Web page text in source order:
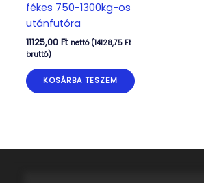
fékes 750-1300kg-os
utánfutóra
11125,00 Ft nettó (14128,75 Ft
bruttó)
KOSÁRBA TESZEM